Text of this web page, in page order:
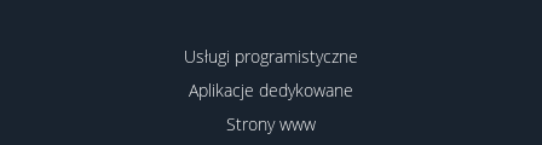
Usługi programistyczne
Aplikacje dedykowane
Strony www